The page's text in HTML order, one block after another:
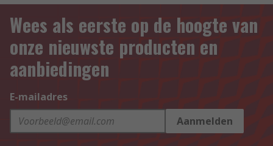
Wees als eerste op de hoogte van
onze nieuwste producten en
aanbiedingen
E-mailadres
Aanmelden